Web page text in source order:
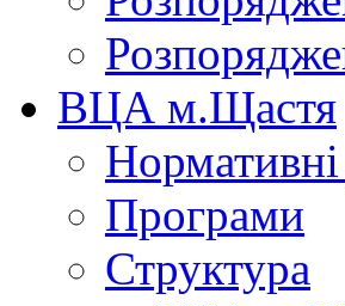
ВЦА м.Щастя
Програми
Структура